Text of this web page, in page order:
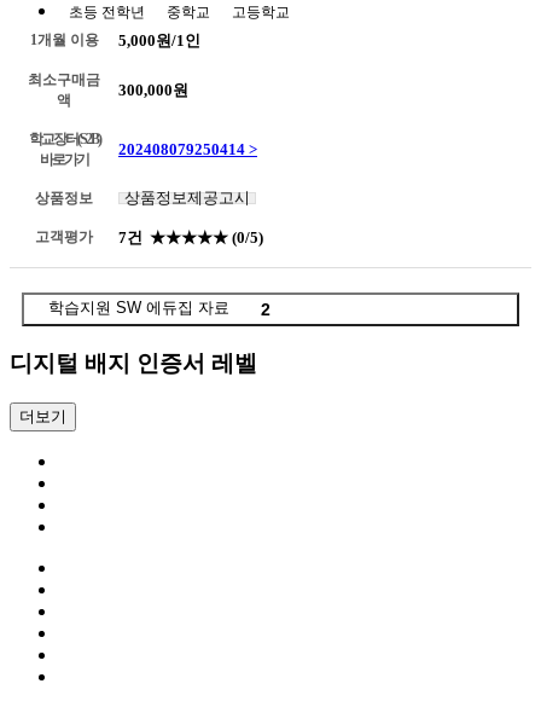
초등 전학년 중학교 고등학교
1개월 이용 5,000원/1인
최소구매금
액
300,000원
학교장터(S2B)
바로가기
202408079250414 >
상품정보 상품정보제공고시
고객평가 7건 ★★★★★ (0/5)
학습지원 SW 에듀집 자료 2
디지털 배지 인증서 레벨
더보기